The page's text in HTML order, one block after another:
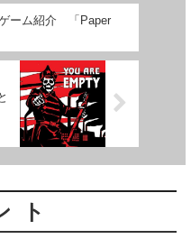
ーム紹介 「Paper
ト